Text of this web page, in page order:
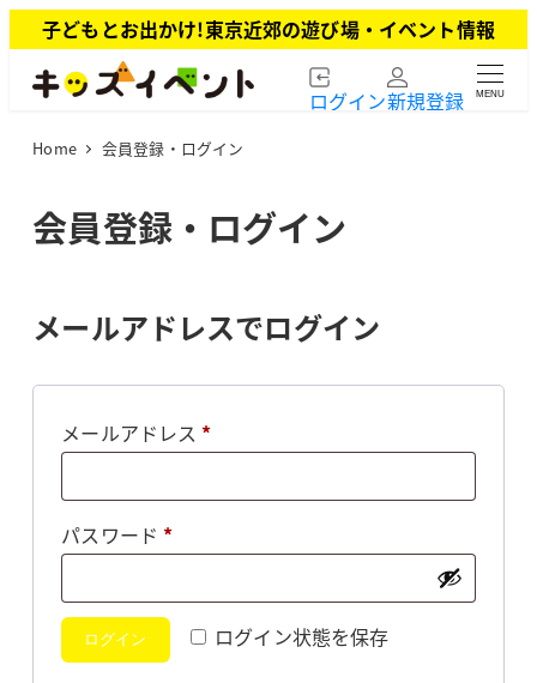
イ
子どもとお出かけ!東京近郊の遊び場・イベント情報
ログイン新規登録 MENU
Home 会員登録・ログイン
会員登録・ログイン
メールアドレスでログイン
メールアドレス *必
パスワード *必
ログイン状態を保存
ログイン